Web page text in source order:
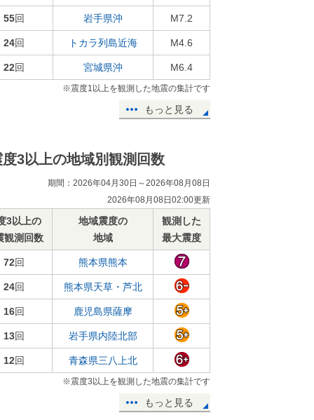
55回 岩手県沖 M7.2
24回 トカラ列島近海 M4.6
22回 宮城県沖 M6.4
※震度1以上を観測した地震の集計です
もっと見る
度3以上の地域別観測回数
期間：2026年04月30日～2026年08月08日
2026年08月08日02:00更新
3以上の
観測回数
地域震度の
地域
観測した
最大震度
72回 熊本県熊本
24回 熊本県天草・芦北
16回 鹿児島県薩摩
13回 岩手県内陸北部
12回 青森県三八上北
※震度3以上を観測した地震の集計です
もっと見る